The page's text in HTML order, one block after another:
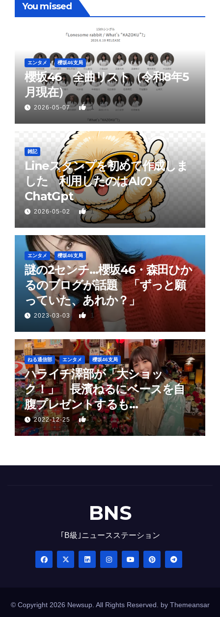
You missed
エンタメ 櫻坂46支局
櫻坂46 全曲リスト（令和8年5
月現在）
2026-05-07 1
雑記
Lineスタンプを初めて作成しま
した 利用したのはAIの
ChatGpt
2026-05-02 1
エンタメ 櫻坂46支局
謎の2センチ…櫻坂46・森田ひか
るのブログが話題 「ずっと願
っていた、あれか？」
2023-03-03 1
ねる通信部 エンタメ 櫻坂46支局
ハライチ澤部が「大ショッ
ク！」 長濱ねるにベースを自
腹プレゼントするも…
2022-12-25 1
BNS
｢B級｣ニュースステーション
© Copyright 2026 Newsup. All Rights Reserved. by Themeansar